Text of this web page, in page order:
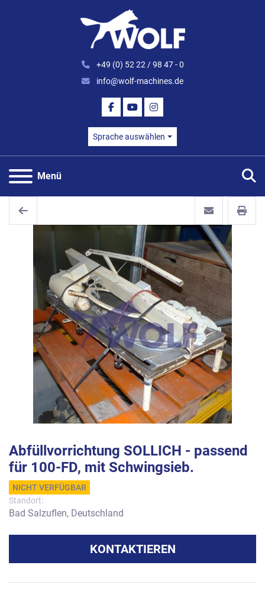
+49 (0) 52 22 / 98 47 - 0
info@wolf-machines.de
FACEBOOK
YOUTUBEINSTAGRAM
Sprache auswählen
Menü
Abfüllvorrichtung SOLLICH - passend
für 100-FD, mit Schwingsieb.
NICHT VERFÜGBAR
Standort:
Bad Salzuflen, Deutschland
KONTAKTIEREN